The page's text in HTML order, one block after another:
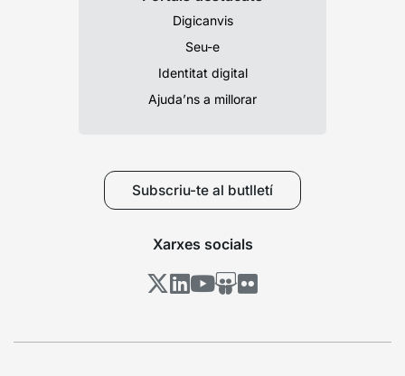
Digicanvis
Seu-e
Identitat digital
Ajuda’ns a millorar
Subscriu-te al butlletí
Xarxes socials